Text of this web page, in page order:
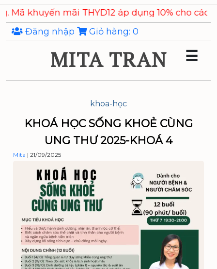
Skip
to
the
content
mãi THYD12 áp dụng 10% cho các sản
Đăng nhập
Giỏ hàng: 0
MITA TRAN ☰
khoa-học
KHOÁ HỌC SỐNG KHOẺ CÙNG
UNG THƯ 2025-KHOÁ 4
Mita | 21/09/2025